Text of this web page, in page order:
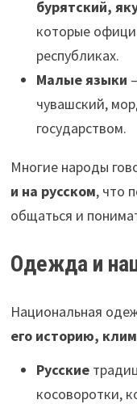
бурятский,
которые
республиках.
Малые языки
чувашский,
государством.
Многие народы
и на русском, что
общаться и
Одежда и
Национальная
его историю,
Русские
косоворотки,